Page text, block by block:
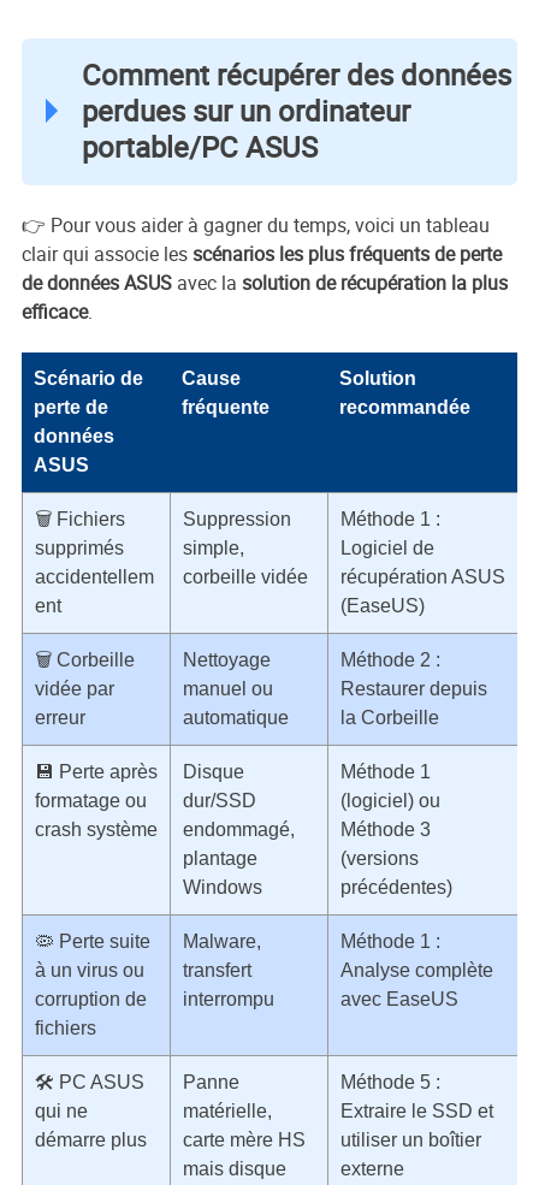
Comment récupérer des données
perdues sur un ordinateur
portable/PC ASUS
👉 Pour vous aider à gagner du temps, voici un tableau
clair qui associe lesscénarios les plus fréquents de perte
de données ASUSavec la solution de récupération la plus
efficace.
Scénario de
perte de
données
ASUS
Cause
fréquente
Solution
recommandée
🗑️ Fichiers
supprimés
accidentellem
ent
Suppression
simple,
corbeille vidée
Méthode 1 :
Logiciel de
récupération ASUS
(EaseUS)
🗑️ Corbeille
vidée par
erreur
Nettoyage
manuel ou
automatique
Méthode 2 :
Restaurer depuis
la Corbeille
💾 Perte après
formatage ou
crash système
Disque
dur/SSD
endommagé,
plantage
Windows
Méthode 1
(logiciel) ou
Méthode 3
(versions
précédentes)
🦠 Perte suite
à un virus ou
corruption de
fichiers
Malware,
transfert
interrompu
Méthode 1 :
Analyse complète
avec EaseUS
🛠️ PC ASUS
qui ne
démarre plus
Panne
matérielle,
carte mère HS
mais disque
Méthode 5 :
Extraire le SSD et
utiliser un boîtier
externe